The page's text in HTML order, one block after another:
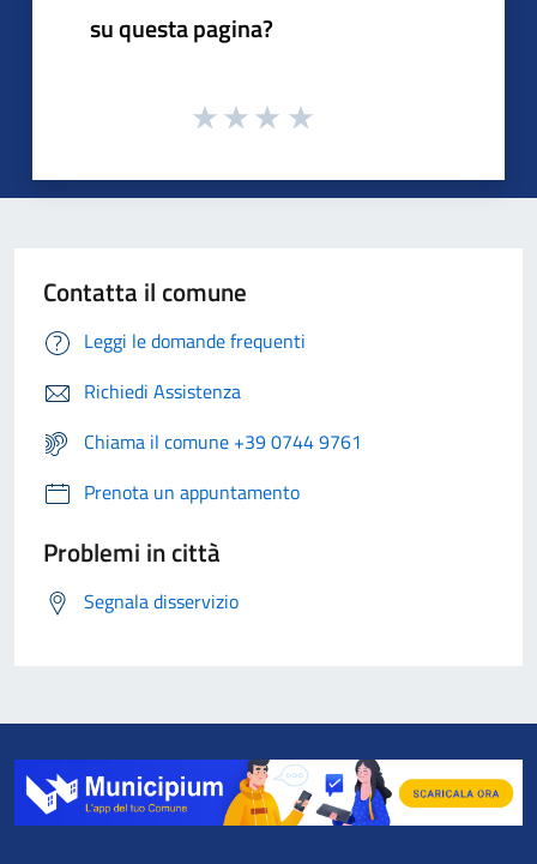
su questa pagina?
Contatta il comune
Leggi le domande frequenti
Richiedi Assistenza
Chiama il comune +39 0744 9761
Prenota un appuntamento
Problemi in città
Segnala disservizio